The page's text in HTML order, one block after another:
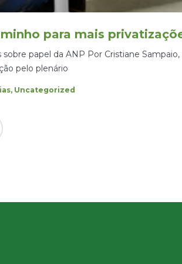
para mais
papel da ANP Por Cristiane Sampaio,
pelo plenário
Uncategorized